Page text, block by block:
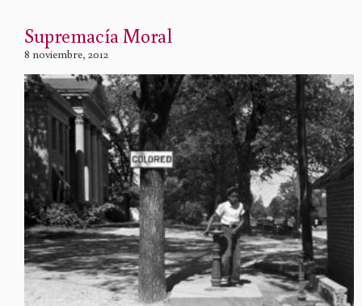
Supremacía Moral
8 noviembre, 2012